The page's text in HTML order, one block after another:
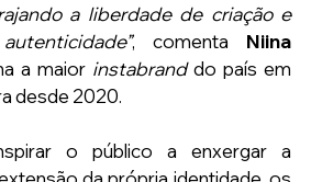
a liberdade de criação e
, comenta Niina
a maior instabrand do país em
desde 2020.
o público a enxergar a